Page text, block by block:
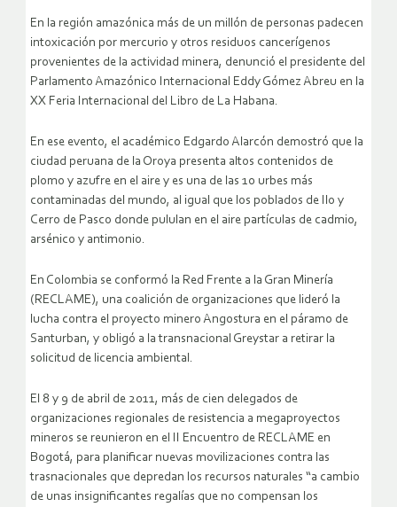
En la región amazónica más de un millón de personas padecen
intoxicación por mercurio y otros residuos cancerígenos
provenientes de la actividad minera, denunció el presidente del
Parlamento Amazónico Internacional Eddy Gómez Abreu en la
XX Feria Internacional del Libro de La Habana.
En ese evento, el académico Edgardo Alarcón demostró que la
ciudad peruana de la Oroya presenta altos contenidos de
plomo y azufre en el aire y es una de las 10 urbes más
contaminadas del mundo, al igual que los poblados de Ilo y
Cerro de Pasco donde pululan en el aire partículas de cadmio,
arsénico y antimonio.
En Colombia se conformó la Red Frente a la Gran Minería
(RECLAME), una coalición de organizaciones que lideró la
lucha contra el proyecto minero Angostura en el páramo de
Santurban, y obligó a la transnacional Greystar a retirar la
solicitud de licencia ambiental.
El 8 y 9 de abril de 2011, más de cien delegados de
organizaciones regionales de resistencia a megaproyectos
mineros se reunieron en el II Encuentro de RECLAME en
Bogotá, para planificar nuevas movilizaciones contra las
trasnacionales que depredan los recursos naturales “a cambio
de unas insignificantes regalías que no compensan los